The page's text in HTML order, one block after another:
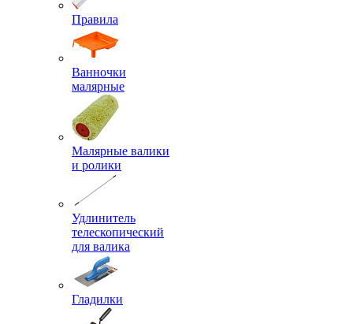
Правила
Ванночки
малярные
Малярные валики
и ролики
Удлинитель
телескопический
для валика
Гладилки